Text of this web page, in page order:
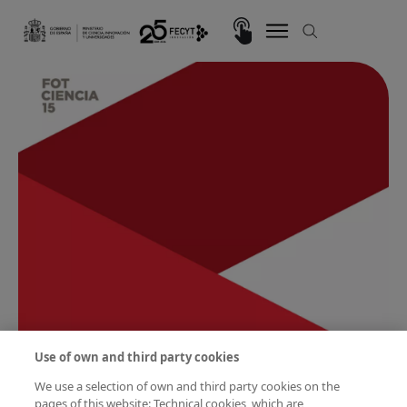
Imagen
Use of own and third party cookies
We use a selection of own and third party cookies on the
pages of this website: Technical cookies, which are